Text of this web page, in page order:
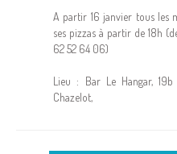
A partir 16 janvier tous les
ses pizzas à partir de 18h
62 52 64 06)
Lieu : Bar Le Hangar,
Chazelot,